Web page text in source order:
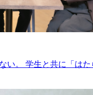
い。 学生と共に「は